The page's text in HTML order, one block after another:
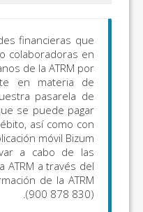
En todas aquellas
han sido designadas como
la recaudación de los
la Consejería
Hacienda, a través de
pago ( TPV-Virtual), en la que
con tarjeta de crédito o
Asimismo, se puede
deudas gestionadas por la
teléfono gratuito de